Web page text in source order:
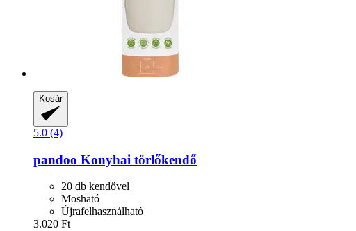
Kosár
5.0 (4)
pandoo Konyhai törlőkendő
20 db kendővel
Mosható
Újrafelhasználható
3.020 Ft